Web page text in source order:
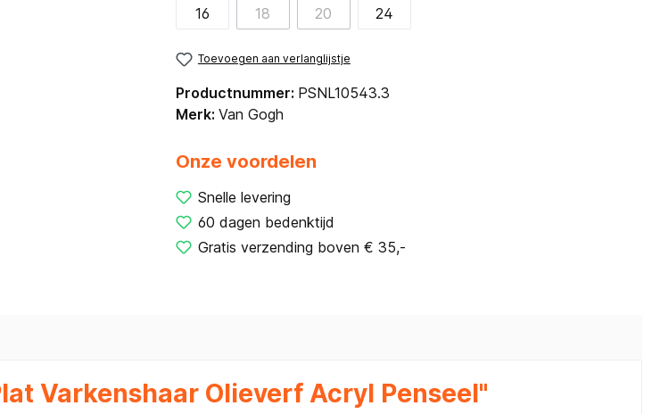
16 18 20 24
Toevoegen aan verlanglijstje
Productnummer: PSNL10543.3
Merk: Van Gogh
Onze voordelen
Snelle levering
60 dagen bedenktijd
Gratis verzending boven € 35,-
Varkenshaar Olieverf Acryl Penseel"